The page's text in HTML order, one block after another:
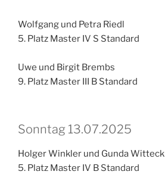
Wolfgang und Petra Riedl
5. Platz Master IV S Standard
Uwe und Birgit Brembs
9. Platz Master III B Standard
Sonntag 13.07.2025
Holger Winkler und Gunda Witteck
5. Platz Master IV B Standard